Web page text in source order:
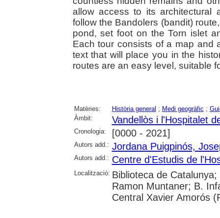
allow access to its architectural
follow the Bandolers (bandit)
pond, set foot on the Torn islet
Each tour consists of a map and
text that will place you in the
routes are an easy level, suitable
Matèries: Història general ; Medi geogràfic ;
Àmbit:
Vandellòs i l'Hospitalet
Cronologia: [0000 - 2021]
Autors add.: Jordana Puigpinós,
Autors add.: Centre d'Estudis de
Localització: Biblioteca de
Ramon Muntaner; B.
Central Xavier Amorós